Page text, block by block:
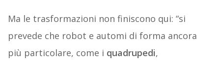
Ma le trasformazioni non finiscono qui: “si
prevede che robot e automi di forma ancora
più particolare, come i quadrupedi,